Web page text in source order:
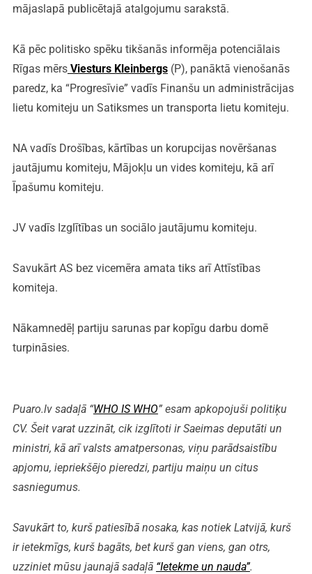
mājaslapā publicētajā atalgojumu sarakstā.
Kā pēc politisko spēku tikšanās informēja potenciālais
Rīgas mērsViesturs Kleinbergs(P), panāktā vienošanās
paredz, ka “Progresīvie” vadīs Finanšu un administrācijas
lietu komiteju un Satiksmes un transporta lietu komiteju.
NA vadīs Drošības, kārtības un korupcijas novēršanas
jautājumu komiteju, Mājokļu un vides komiteju, kā arī
Īpašumu komiteju.
JV vadīs Izglītības un sociālo jautājumu komiteju.
Savukārt AS bez vicemēra amata tiks arī Attīstības
komiteja.
Nākamnedēļ partiju sarunas par kopīgu darbu domē
turpināsies.
Puaro.lv sadaļā “WHO IS WHO” esam apkopojuši politiķu
CV. Šeit varat uzzināt, cik izglītoti ir Saeimas deputāti un
ministri, kā arī valsts amatpersonas, viņu parādsaistību
apjomu, iepriekšējo pieredzi, partiju maiņu un citus
sasniegumus.
Savukārt to, kurš patiesībā nosaka, kas notiek Latvijā, kurš
ir ietekmīgs, kurš bagāts, bet kurš gan viens, gan otrs,
uzziniet mūsu jaunajā sadaļā “Ietekme un nauda”.